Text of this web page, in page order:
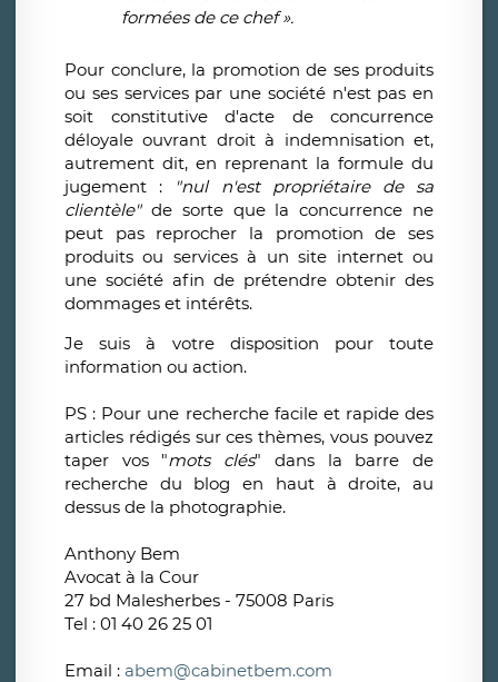
formées de ce chef».
Pour conclure, la promotion de ses produits
ou ses services par une société n'est pas en
soit constitutive d'acte de concurrence
déloyale ouvrant droit à indemnisation et,
autrement dit, en reprenant la formule du
jugement :
"nul n'est propriétaire de sa
clientèle" de sorte que la concurrence ne
peut pas reprocher la promotion de ses
produits ou services à un site internet ou
une société afin de prétendre obtenir des
dommages et intérêts.
Je suis à votre disposition pour toute
information ou action.
PS : Pour une recherche facile et rapide des
articles rédigés sur ces thèmes, vous pouvez
taper vos "mots clés" dans la barre de
recherche du blog en haut à droite, au
dessus de la photographie.
Anthony Bem
Avocat à la Cour
27 bd Malesherbes - 75008 Paris
Tel : 01 40 26 25 01
Email : abem@cabinetbem.com